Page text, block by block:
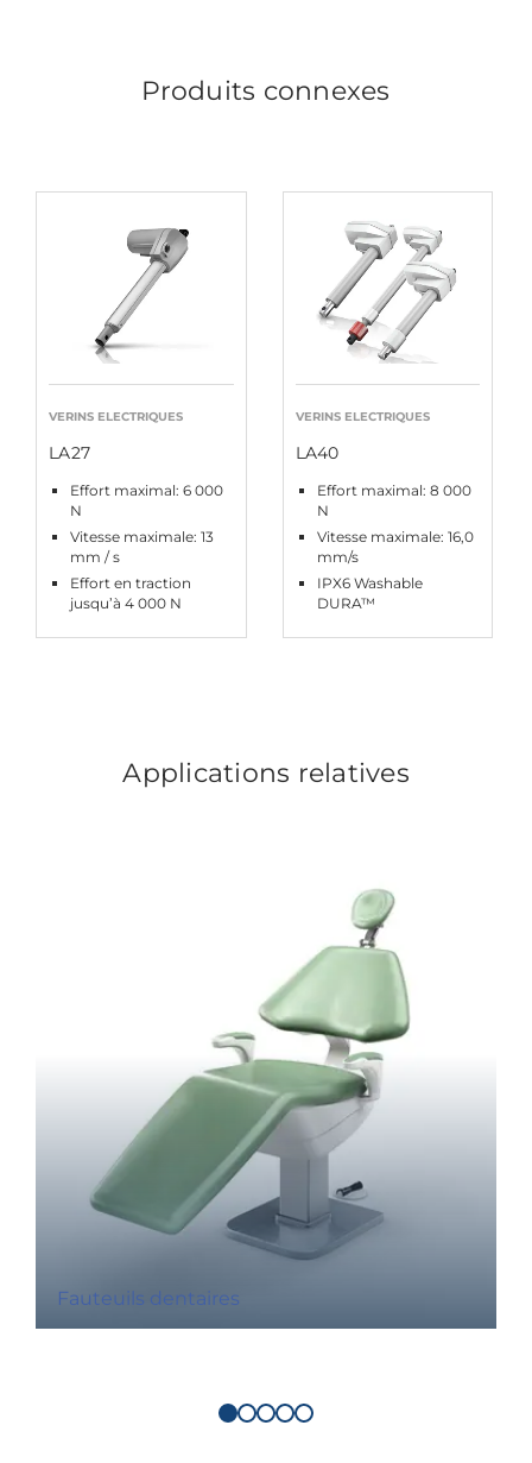
Produits connexes
VERINS ELECTRIQUES
LA27
Effort maximal: 6 000
N
Vitesse maximale: 13
mm / s
Effort en traction
jusqu’à 4 000 N
VERINS ELECTRIQUES
LA40
Effort maximal: 8 000
N
Vitesse maximale: 16,0
mm/s
IPX6 Washable
DURA™
Applications relatives
Fauteuils dentaires